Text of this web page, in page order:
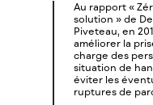
Au rapport «
solution » de
Piveteau, en
améliorer la
charge des
situation de
éviter les
ruptures de